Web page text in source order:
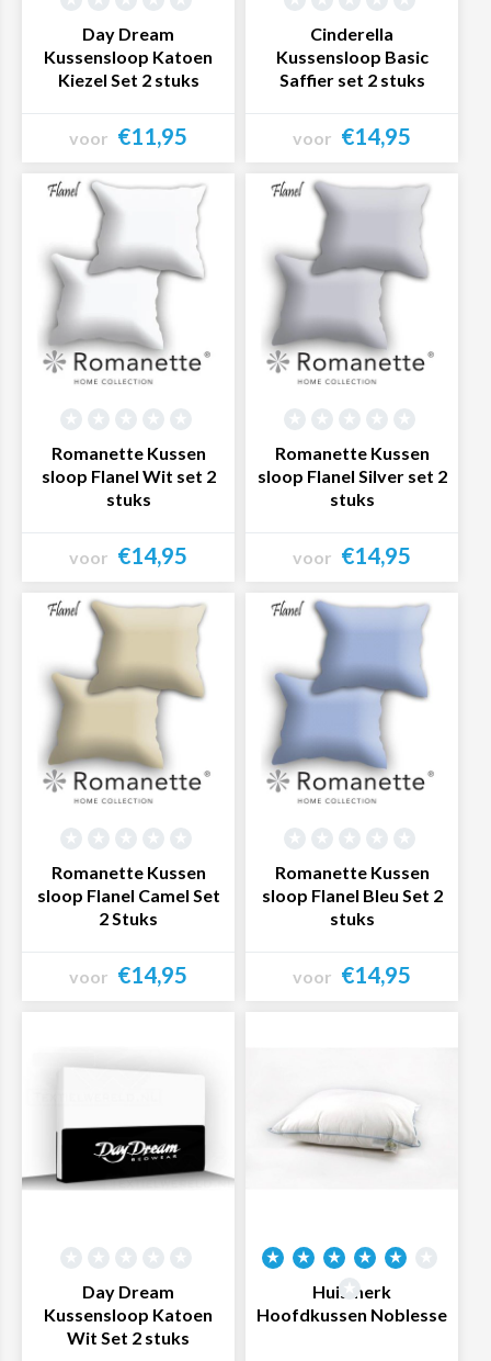
Day Dream
Kussensloop Katoen
Kiezel Set 2 stuks
voor €11,95
Bekijk product
Cinderella
Kussensloop Basic
Saffier set 2 stuks
voor €14,95
Bekijk product
Romanette Kussen
sloop Flanel Wit set 2
stuks
voor €14,95
Bekijk product
Romanette Kussen
sloop Flanel Silver set 2
stuks
voor €14,95
Bekijk product
Romanette Kussen
sloop Flanel Camel Set
2 Stuks
voor €14,95
Romanette Kussen
sloop Flanel Bleu Set 2
stuks
voor €14,95
Day Dream
Kussensloop Katoen
Wit Set 2 stuks
Huismerk
Hoofdkussen Noblesse